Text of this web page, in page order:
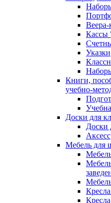
Веера-
Кассы
Указки
Книги,
учебно-
Доски для
Доски
Мебель для
Кресла